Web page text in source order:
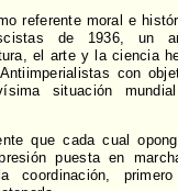
referente moral e
de 1936, un
el arte y la ciencia
con
situación
que cada cual
puesta en
coordinación,